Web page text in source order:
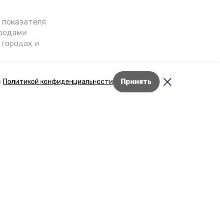
Политикой конфиденциальности Принять
и
о